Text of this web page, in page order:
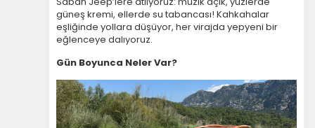
için kullanılır. Kapatırsanız reklamları görmeye devam
edersiniz, ancak daha az alakalı olabilirler.
Tercihleri Kaydet
güneş kremi, ellerde su tabancası! Kahkahalar
eşliğinde yollara düşüyor, her virajda yepyeni bir
eğlenceye dalıyoruz.
Gün Boyunca Neler Var?